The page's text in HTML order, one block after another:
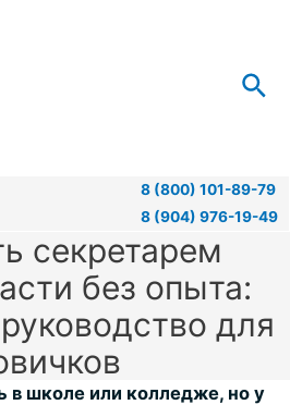
8 (800) 101-89-79
8 (904) 976-19-49
секретарем
без опыта:
для
в школе или колледже, но у